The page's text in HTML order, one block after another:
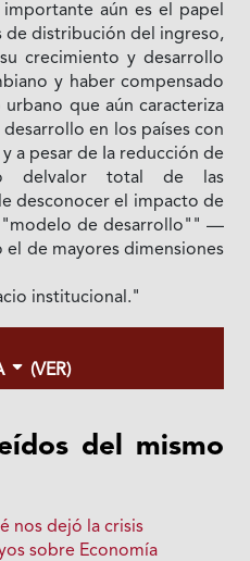
aún es el papel
de distribución del ingreso,
crecimiento y desarrollo
y haber compensado
que aún caracteriza
en los países con
a pesar de Ia reducción de
delvalor total de las
desconocer el impacto de
de desarrollo"" —
de mayores dimensiones
institucional."
(VER)
del mismo
nos dejó la crisis
sobre Economía